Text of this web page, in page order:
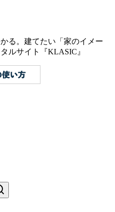
る。建てたい「家のイメー
ルサイト『KLASIC』